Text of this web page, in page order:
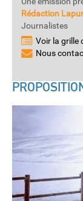
Rédaction
Journalistes
Voir la grille
Nous